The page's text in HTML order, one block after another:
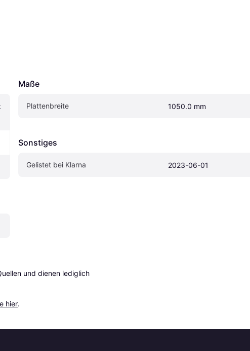
Maße
Plattenbreite 1050.0 mm
Sonstiges
Gelistet bei Klarna 2023-06-01
und dienen lediglich
hier.